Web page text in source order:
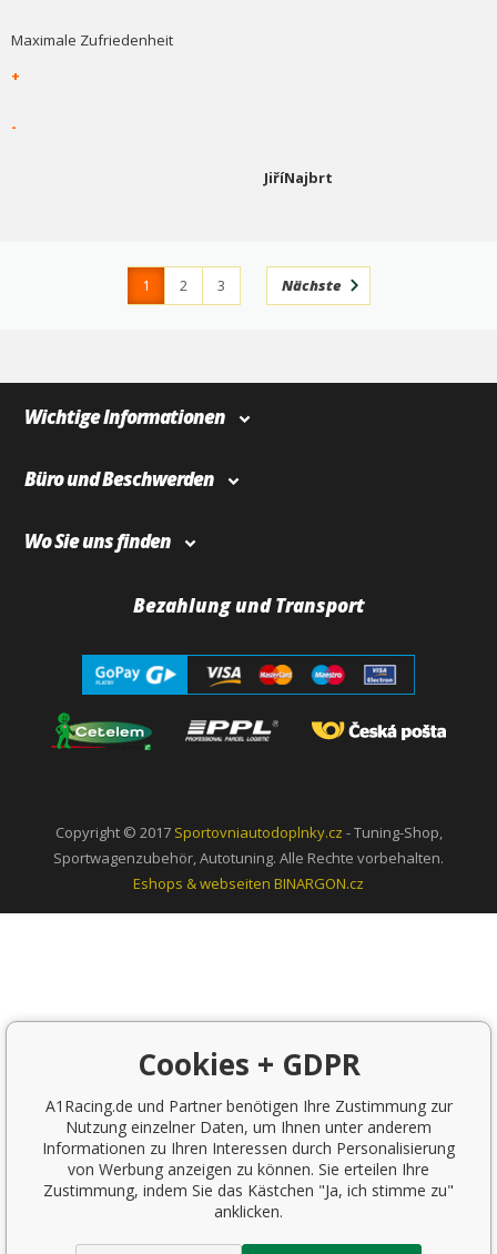
Maximale Zufriedenheit
+
-
JiříNajbrt
1 2
3
Nächste
Wichtige Informationen
Büro und Beschwerden
Wo Sie uns finden
Bezahlung und Transport
Copyright © 2017 Sportovniautodoplnky.cz - Tuning-Shop,
Sportwagenzubehör, Autotuning. Alle Rechte vorbehalten.
Eshops & webseiten BINARGON.cz
Cookies + GDPR
A1Racing.de und Partner benötigen Ihre Zustimmung zur
Nutzung einzelner Daten, um Ihnen unter anderem
Informationen zu Ihren Interessen durch Personalisierung
von Werbung anzeigen zu können. Sie erteilen Ihre
Zustimmung, indem Sie das Kästchen "Ja, ich stimme zu"
anklicken.